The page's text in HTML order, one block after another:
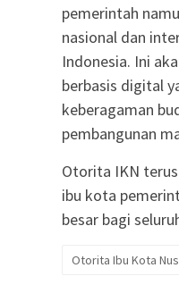
pemerintah
nasional dan
Indonesia. Ini
berbasis digital
keberagaman
pembangunan
Otorita IKN
ibu kota
besar bagi
Otorita Ibu Kota